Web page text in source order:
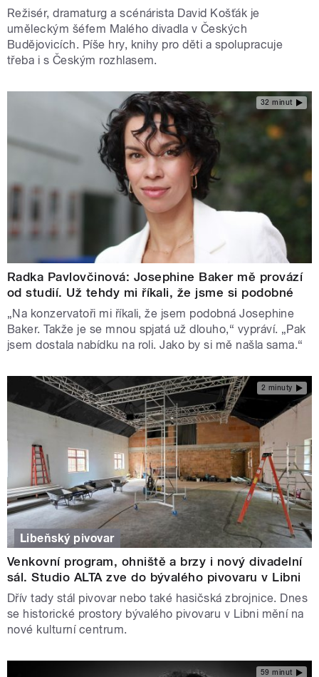
Režisér, dramaturg a scénárista David Košťák je
uměleckým šéfem Malého divadla v Českých
Budějovicích. Píše hry, knihy pro děti a spolupracuje
třeba i s Českým rozhlasem.
32 minut
Radka Pavlovčinová: Josephine Baker mě provází
od studií. Už tehdy mi říkali, že jsme si podobné
„Na konzervatoři mi říkali, že jsem podobná Josephine
Baker. Takže je se mnou spjatá už dlouho,“ vypráví. „Pak
jsem dostala nabídku na roli. Jako by si mě našla sama.“
2 minuty
Libeňský pivovar
Venkovní program, ohniště a brzy i nový divadelní
sál. Studio ALTA zve do bývalého pivovaru v Libni
Dřív tady stál pivovar nebo také hasičská zbrojnice. Dnes
se historické prostory bývalého pivovaru v Libni mění na
nové kulturní centrum.
59 minut